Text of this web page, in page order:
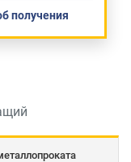
получения